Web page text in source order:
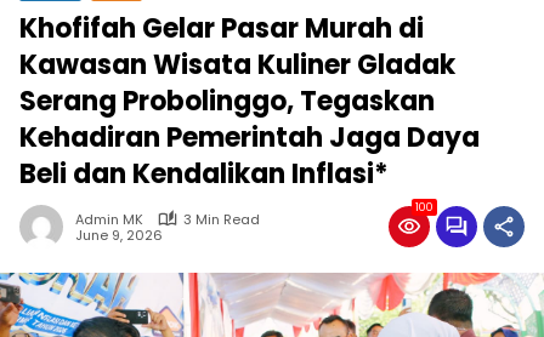
Khofifah Gelar Pasar Murah di
Kawasan Wisata Kuliner Gladak
Serang Probolinggo, Tegaskan
Kehadiran Pemerintah Jaga Daya
Beli dan Kendalikan Inflasi*
Admin MK
3 Min Read
June 9, 2026
100